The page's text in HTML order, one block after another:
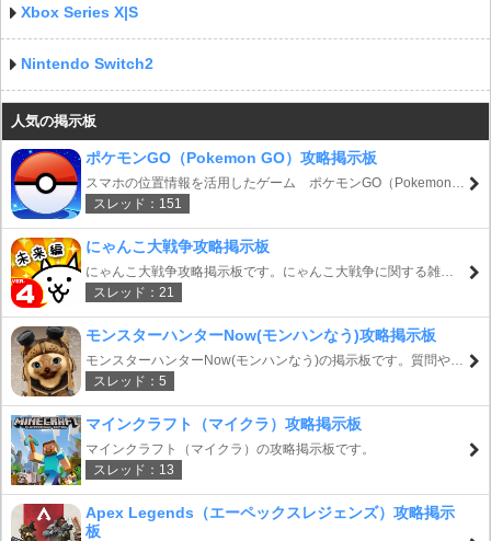
Xbox Series X|S
Nintendo Switch2
人気の掲示板
ポケモンGO（Pokemon GO）攻略掲示板
スマホの位置情報を活用したゲーム ポケモンGO（Pokemon
GO）の攻略掲示板です。任天堂と INGRESSでおなじみの
Nianticがタッグを組んだ新作ゲームです。最新情報をチェック
してポケモンゴーを楽しもう！
スレッド：151
にゃんこ大戦争攻略掲示板
にゃんこ大戦争攻略掲示板です。にゃんこ大戦争に関する雑談
や攻略情報の質問（Q&A）やマルチ募集、フレンド募集などに
ご活用ください。
スレッド：21
モンスターハンターNow(モンハンなう)攻略掲示板
モンスターハンターNow(モンハンなう)の掲示板です。質問や雑
談、招待コード、マルチプレイ募集等におつかいください。
スレッド：5
マインクラフト（マイクラ）攻略掲示板
マインクラフト（マイクラ）の攻略掲示板です。
スレッド：13
Apex Legends（エーペックスレジェンズ）攻略掲示
板